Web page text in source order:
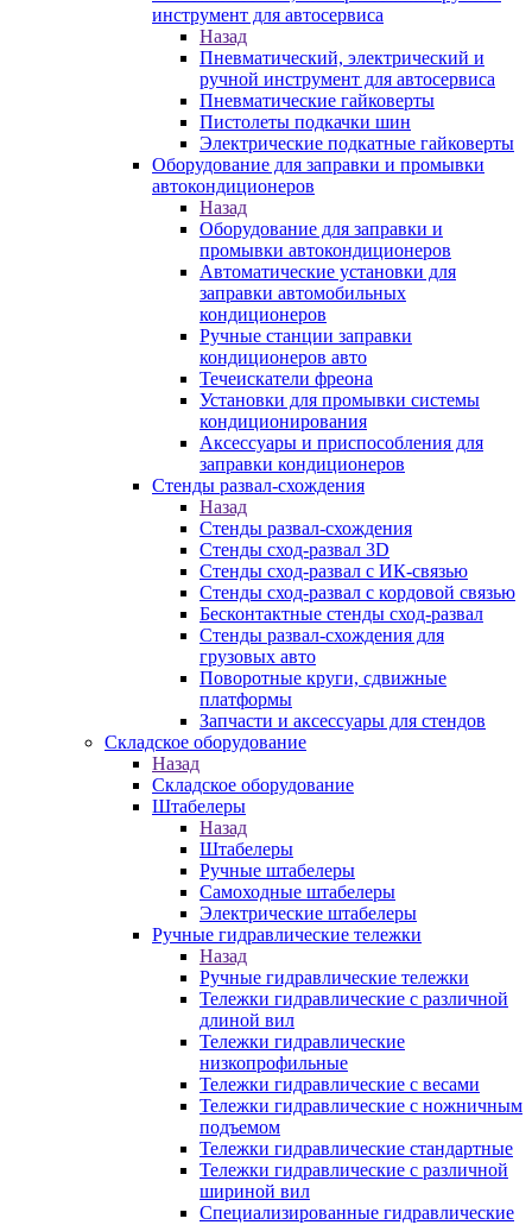
инструмент для автосервиса
Назад
Пневматический, электрический и
ручной инструмент для автосервиса
Пневматические гайковерты
Пистолеты подкачки шин
Электрические подкатные гайковерты
Оборудование для заправки и промывки
автокондиционеров
Назад
Оборудование для заправки и
промывки автокондиционеров
Автоматические установки для
заправки автомобильных
кондиционеров
Ручные станции заправки
кондиционеров авто
Течеискатели фреона
Установки для промывки системы
кондиционирования
Аксессуары и приспособления для
заправки кондиционеров
Стенды развал-схождения
Назад
Стенды развал-схождения
Стенды сход-развал 3D
Стенды сход-развал с ИК-связью
Стенды сход-развал с кордовой связью
Бесконтактные стенды сход-развал
Стенды развал-схождения для
грузовых авто
Поворотные круги, сдвижные
платформы
Запчасти и аксессуары для стендов
Складское оборудование
Назад
Складское оборудование
Штабелеры
Назад
Штабелеры
Ручные штабелеры
Самоходные штабелеры
Электрические штабелеры
Ручные гидравлические тележки
Назад
Ручные гидравлические тележки
Тележки гидравлические с различной
длиной вил
Тележки гидравлические
низкопрофильные
Тележки гидравлические с весами
Тележки гидравлические с ножничным
подъемом
Тележки гидравлические стандартные
Тележки гидравлические с различной
шириной вил
Специализированные гидравлические